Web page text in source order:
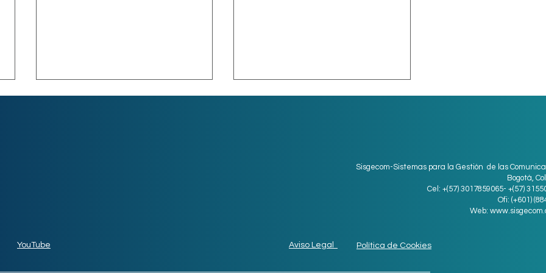
Sisgecom-Sistemas para la Gestión de las
Bogotá,
Cel: +(57) 3017859065- +(57)
Ofi: (+601)
Web:
YouTube Aviso Legal Política de Cookies